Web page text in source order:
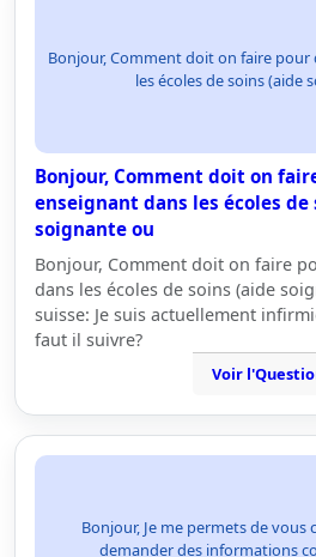
Bonjour, Comment doit on faire
les écoles de soins (aide
Bonjour, Comment doit on
enseignant dans les écoles de
soignante ou
Bonjour, Comment doit on faire
dans les écoles de soins (aide
suisse: Je suis actuellement
faut il suivre?
Voir
Bonjour, Je me permets de
demander des informations